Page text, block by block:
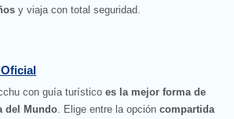
y viaja con total seguridad.
con guía turístico es la mejor forma de
del Mundo. Elige entre la opcióncompartida